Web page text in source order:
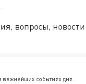
вопросы, новости
важнейших событиях дня.